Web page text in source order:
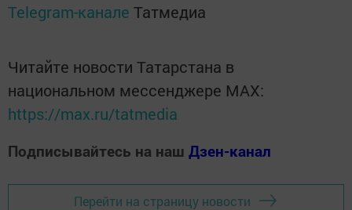
Telegram-канале Татмедиа
Читайте новости Татарстана в
национальном мессенджере MАХ:
https://max.ru/tatmedia
Подписывайтесь на наш Дзен-канал
Перейти на страницу новости